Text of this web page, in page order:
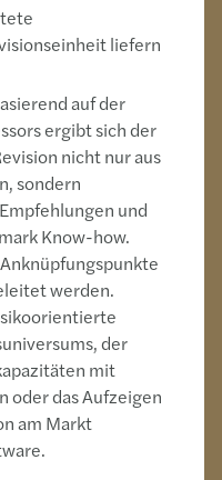
liefern
auf der
ergibt sich der
nicht nur aus
sondern
und
Know-how.
werden.
der
mit
das Aufzeigen
am Markt